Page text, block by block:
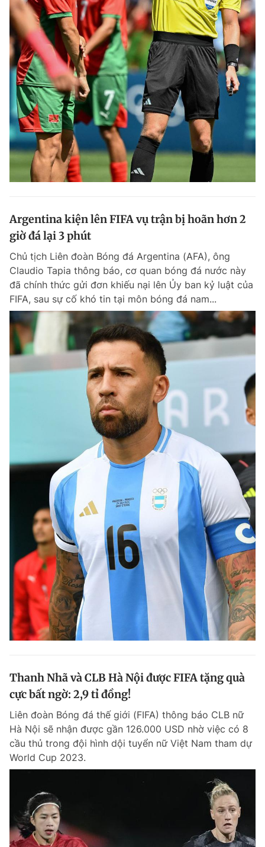
Argentina kiện lên FIFA vụ trận bị hoãn hơn 2
giờ đá lại 3 phút
Chủ tịch Liên đoàn Bóng đá Argentina (AFA), ông
Claudio Tapia thông báo, cơ quan bóng đá nước này
đã chính thức gửi đơn khiếu nại lên Ủy ban kỷ luật của
FIFA, sau sự cố khó tin tại môn bóng đá nam...
Thanh Nhã và CLB Hà Nội được FIFA tặng quà
cực bất ngờ: 2,9 tỉ đồng!
Liên đoàn Bóng đá thế giới (FIFA) thông báo CLB nữ
Hà Nội sẽ nhận được gần 126.000 USD nhờ việc có 8
cầu thủ trong đội hình dội tuyển nữ Việt Nam tham dự
World Cup 2023.